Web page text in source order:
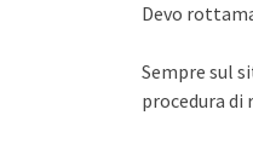
Devo
Sempre sul
procedura